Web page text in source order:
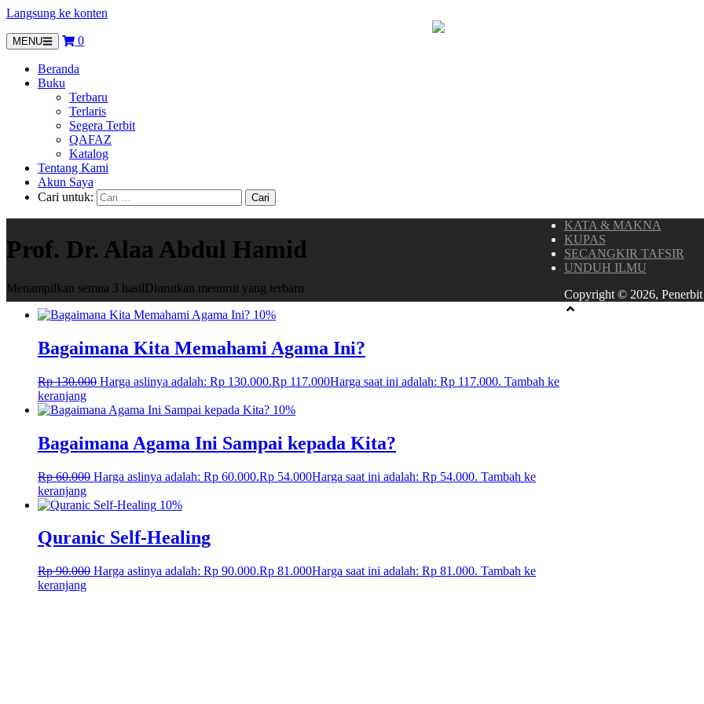
Langsung ke konten
MENU 0
Beranda
Buku
Terbaru
Terlaris
Segera Terbit
QAFAZ
Katalog
Tentang Kami
Akun Saya
Cari untuk:
Prof. Dr. Alaa Abdul Hamid
Menampilkan semua 3 hasilDiurutkan menurut yang terbaru
10%
Bagaimana Kita Memahami Agama Ini?
Rp130.000 Harga aslinya adalah: Rp 130.000.Rp 117.000Harga saat ini adalah: Rp 117.000. Tambah ke
keranjang
10%
Bagaimana Agama Ini Sampai kepada Kita?
Rp60.000 Harga aslinya adalah: Rp 60.000.Rp 54.000Harga saat ini adalah: Rp 54.000. Tambah ke
keranjang
10%
Quranic Self-Healing
Rp90.000 Harga aslinya adalah: Rp 90.000.Rp 81.000Harga saat ini adalah: Rp 81.000. Tambah ke
keranjang
KATA & MAKNA
KUPAS
SECANGKIR TAFSIR
UNDUH ILMU
Copyright © 2026,